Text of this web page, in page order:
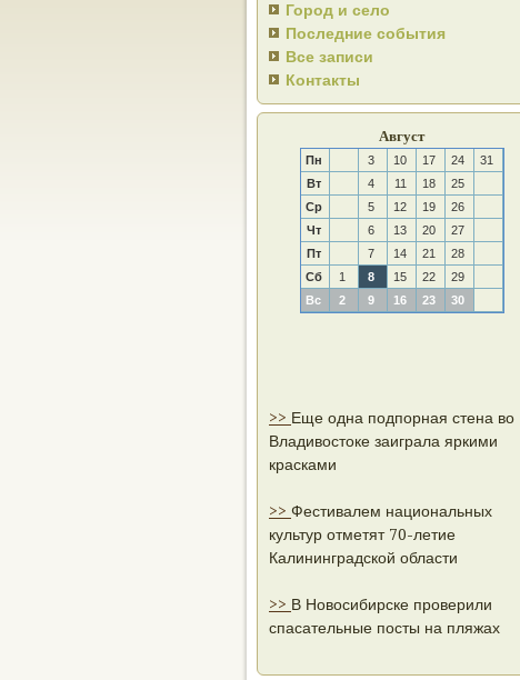
Город и село
Последние события
Все записи
Контакты
Август
Пн 3 10 17 24
31
Вт
4 11 18
25
Ср
5 12 19
26
Чт
6 13 20
27
Пт
7 14 21
28
Сб
1 8 15 22
29
Вс
2 9 16 23 30
>> Еще одна подпорная стена во
Владивостоке заиграла яркими
красками
>> Фестивалем национальных
культур отметят 70-летие
Калининградской области
>> В Новосибирске проверили
спасательные посты на пляжах